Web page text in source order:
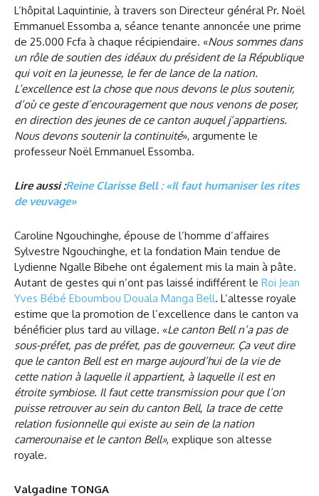
L’hôpital Laquintinie, à travers son Directeur général Pr. Noël
Emmanuel Essomba a, séance tenante annoncée une prime
de 25.000 Fcfa à chaque récipiendaire. «Nous sommes dans
un rôle de soutien des idéaux du président de la République
qui voit en la jeunesse, le fer de lance de la nation.
L’excellence est la chose que nous devons le plus soutenir,
d’où ce geste d’encouragement que nous venons de poser,
en direction des jeunes de ce canton auquel j’appartiens.
Nous devons soutenir la continuité», argumente le
professeur Noël Emmanuel Essomba.
Lire aussi :Reine Clarisse Bell : «Il faut humaniser les rites
de veuvage»
Caroline Ngouchinghe, épouse de l’homme d’affaires
Sylvestre Ngouchinghe, et la fondation Main tendue de
Lydienne Ngalle Bibehe ont également mis la main à pâte.
Autant de gestes qui n’ont pas laissé indifférent le Roi Jean
Yves Bébé Eboumbou Douala Manga Bell. L’altesse royale
estime que la promotion de l’excellence dans le canton va
bénéficier plus tard au village. «Le canton Bell n’a pas de
sous-préfet, pas de préfet, pas de gouverneur. Ça veut dire
que le canton Bell est en marge aujourd’hui de la vie de
cette nation à laquelle il appartient, à laquelle il est en
étroite symbiose. Il faut cette transmission pour que l’on
puisse retrouver au sein du canton Bell, la trace de cette
relation fusionnelle qui existe au sein de la nation
camerounaise et le canton Bell», explique son altesse
royale.
Valgadine TONGA